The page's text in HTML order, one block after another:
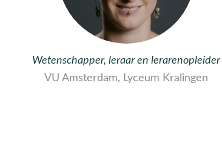
Wetenschapper, leraar en lerarenopleider
VU Amsterdam, Lyceum Kralingen